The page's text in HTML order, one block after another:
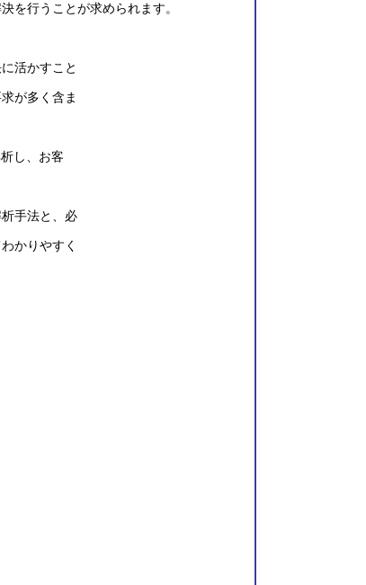
を行うことが求められます。
活かすこと
潜在要求が多く含ま
析し、お客
手法と、必
かりやすく